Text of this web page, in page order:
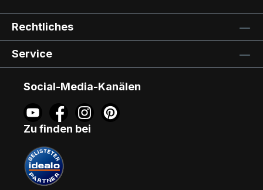
Rechtliches
Service
Social-Media-Kanälen
Zu finden bei